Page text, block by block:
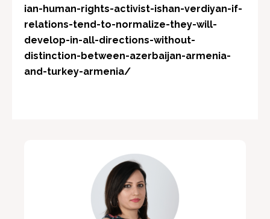
ian-human-rights-activist-ishan-verdiyan-if-
relations-tend-to-normalize-they-will-
develop-in-all-directions-without-
distinction-between-azerbaijan-armenia-
and-turkey-armenia/